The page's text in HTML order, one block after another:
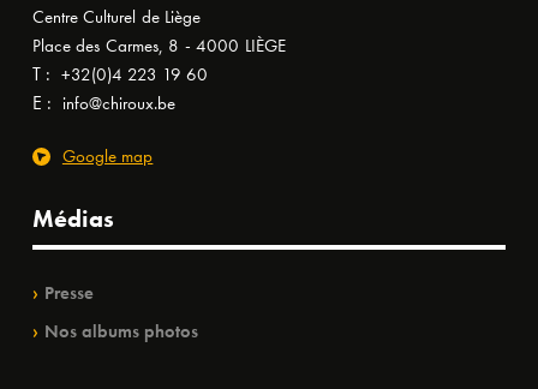
Centre Culturel de Liège
Place des Carmes, 8 - 4000 LIÈGE
T : +32(0)4 223 19 60
E : info@chiroux.be
Google map
Médias
Presse
Nos albums photos